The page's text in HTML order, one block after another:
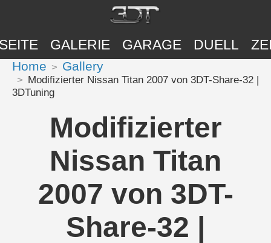
GALERIE GARAGE DUELL
Home Gallery
Modifizierter Nissan Titan 2007 von 3DT-Share-32 |
3DTuning
Modifizierter
Nissan Titan
2007 von 3DT-
Share-32 |